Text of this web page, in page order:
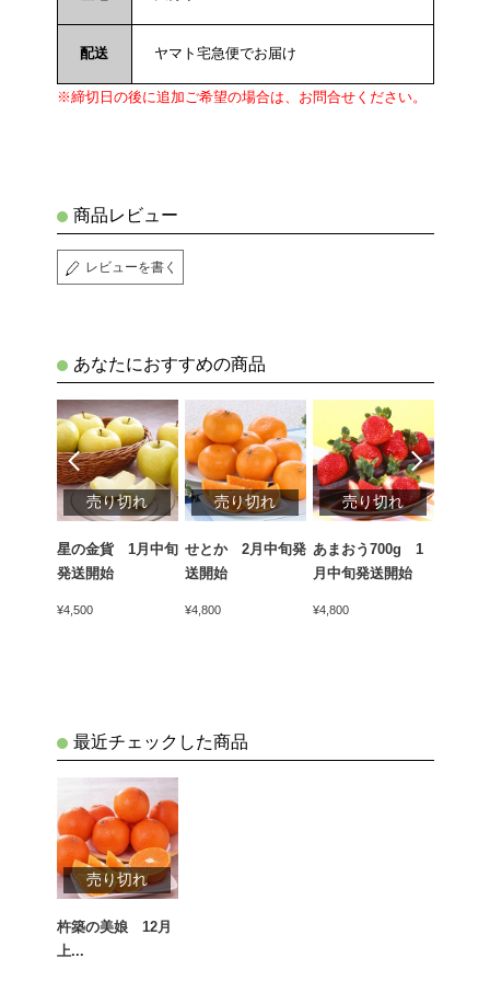
配送 ヤマト宅急便でお届け
※締切日の後に追加ご希望の場合は、お問合せください。
商品レビュー
レビューを書く
あなたにおすすめの商品
売り切れ
星の金貨 1月中旬
発送開始
¥4,500
売り切れ
せとか 2月中旬発
送開始
¥4,800
売り切れ
あまおう700g 1
月中旬発送開始
¥4,800
最近チェックした商品
売り切れ
杵築の美娘 12月
上...